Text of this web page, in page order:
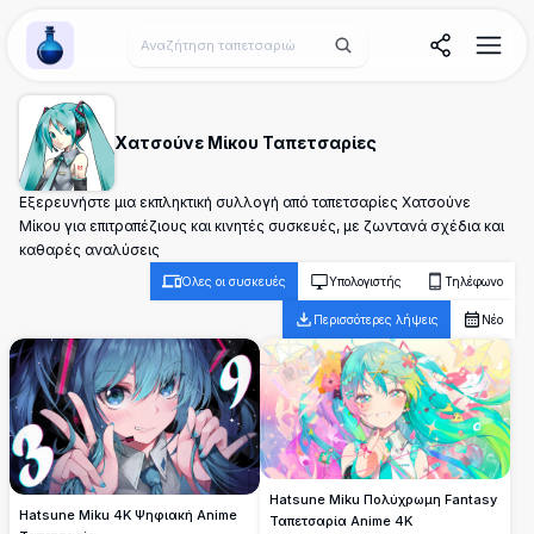
Wallpaper Alchemy
Χατσούνε Μίκου Ταπετσαρίες
Εξερευνήστε μια εκπληκτική συλλογή από ταπετσαρίες Χατσούνε
Μίκου για επιτραπέζιους και κινητές συσκευές, με ζωντανά σχέδια και
καθαρές αναλύσεις
Όλες οι συσκευές Υπολογιστής Τηλέφωνο
Περισσότερες λήψεις Νέο
Hatsune Miku 4K Ψηφιακή Anime
Hatsune Miku Πολύχρωμη Fantasy
Ταπετσαρία Anime 4K